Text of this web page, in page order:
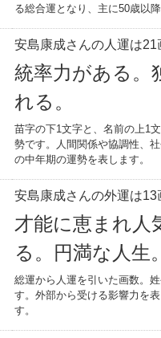
る総合運となり、主に50歳以
安島康成さんの人運は21
統率力がある。
れる。
苗字の下1文字と、名前の上1
勢です。人間関係や協調性、
の中年期の運勢を表します。
安島康成さんの外運は13
才能に恵まれ人
る。円満な人生。
総運から人運を引いた画数。
す。外部から受ける影響力を
す。